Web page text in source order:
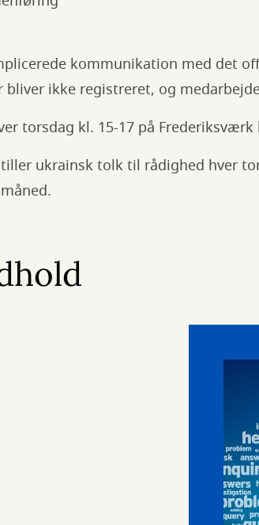
kommunikation med det
bliver ikke registreret, og
torsdag kl. 15-17 på
ukrainsk tolk til rådighed hver